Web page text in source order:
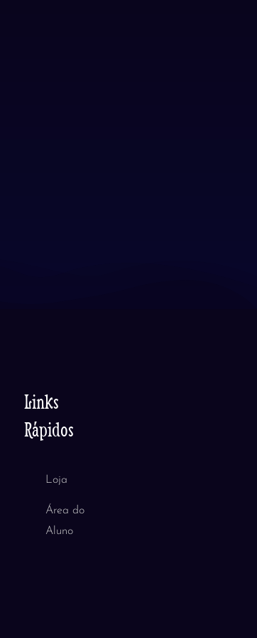
Links
Rápidos
Loja
Área do
Aluno